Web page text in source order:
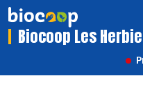
Biocoop Les